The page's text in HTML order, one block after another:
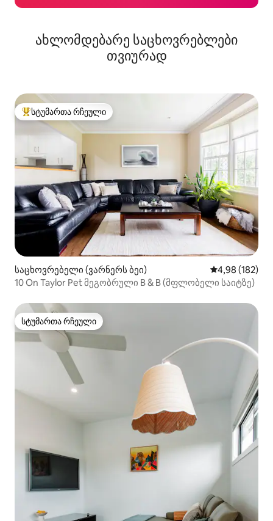
ახლომდებარე საცხოვრებლები
თვიურად
სტუმართა რჩეული მოწინავე ვარიანტი
სტუმართა რჩეული
საცხოვრებელი (ვარნერს ბეი) საშუალო
4,98 (182)
10 On Taylor Pet მეგობრული B & B (მფლობელი საიტზე)
სტუმართა რჩეული
სტუმართა რჩეული